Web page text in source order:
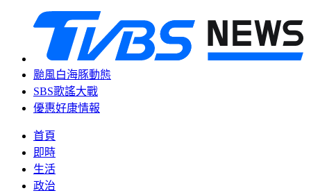
颱風白海豚動態
SBS歌謠大戰
優惠好康情報
首頁
即時
生活
政治